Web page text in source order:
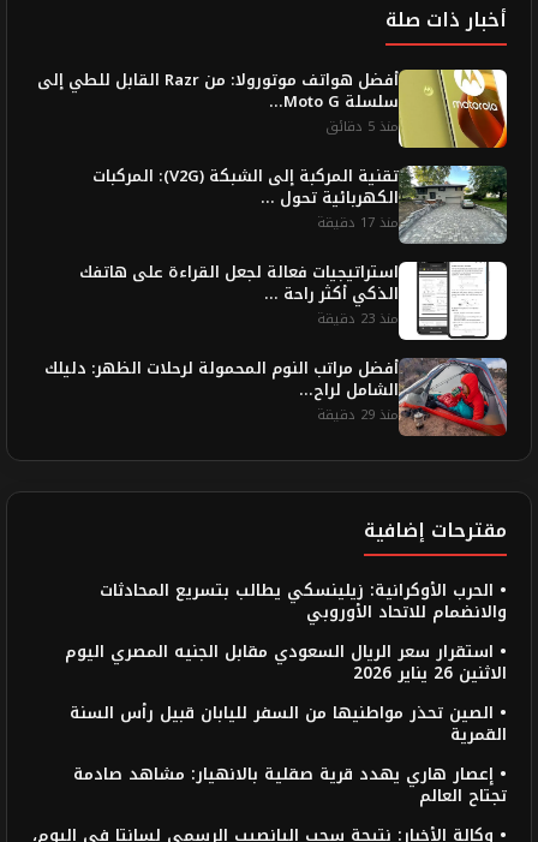
أخبار ذات صلة
أفضل هواتف موتورولا: من Razr القابل للطي إلى
سلسلة Moto G...
منذ 5 دقائق
تقنية المركبة إلى الشبكة (V2G): المركبات
الكهربائية تحول ...
منذ 17 دقيقة
استراتيجيات فعالة لجعل القراءة على هاتفك
الذكي أكثر راحة ...
منذ 23 دقيقة
أفضل مراتب النوم المحمولة لرحلات الظهر: دليلك
الشامل لراح...
منذ 29 دقيقة
مقترحات إضافية
• الحرب الأوكرانية: زيلينسكي يطالب بتسريع المحادثات
والانضمام للاتحاد الأوروبي
• استقرار سعر الريال السعودي مقابل الجنيه المصري اليوم
الاثنين 26 يناير 2026
• الصين تحذر مواطنيها من السفر لليابان قبيل رأس السنة
القمرية
• إعصار هاري يهدد قرية صقلية بالانهيار: مشاهد صادمة
تجتاح العالم
• وكالة الأخبار: نتيجة سحب اليانصيب الرسمي لسانتا في اليوم،